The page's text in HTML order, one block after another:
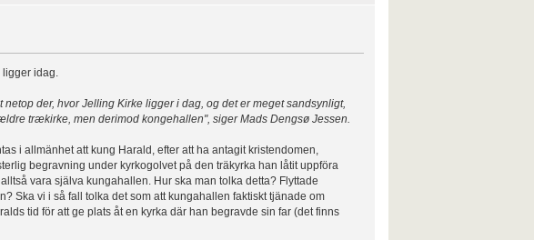
idag.
der, hvor Jelling Kirke ligger i dag, og det er meget sandsynligt,
trækirke, men derimod kongehallen", siger Mads Dengsø Jessen.
i allmänhet att kung Harald, efter att ha antagit kristendomen,
begravning under kyrkogolvet på den träkyrka han låtit uppföra
vara själva kungahallen. Hur ska man tolka detta? Flyttade
Ska vi i så fall tolka det som att kungahallen faktiskt tjänade om
tid för att ge plats åt en kyrka där han begravde sin far (det finns